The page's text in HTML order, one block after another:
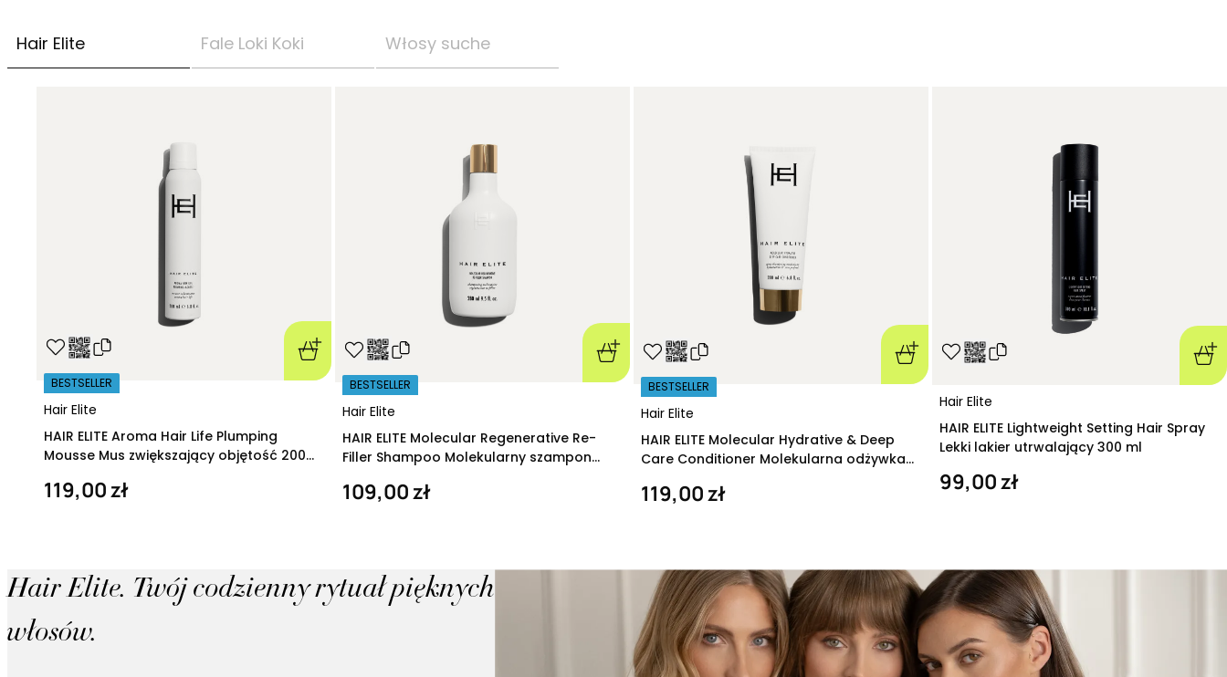
Hair Elite Fale Loki Koki Włosy suche
Hair Elite
BESTSELLER
HAIR ELITE Aroma Hair Life Plumping
Mousse Mus zwiększający objętość 200
119,00 zł
Hair Elite
BESTSELLER
HAIR ELITE Molecular Regenerative Re-
Filler Shampoo Molekularny szampon
109,00 zł
Hair Elite
BESTSELLER
HAIR ELITE Molecular Hydrative & Deep
Care Conditioner Molekularna odżywka
119,00 zł
Hair Elite
HAIR ELITE Lightweight Setting Hair Spray
Lekki lakier utrwalający 300 ml
99,00 zł
Hair Elite. Twój codzienny rytuał pięknych
włosów.